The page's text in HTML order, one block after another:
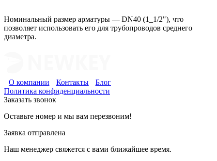
Номинальный размер арматуры — DN40 (1_1/2"), что
позволяет использовать его для трубопроводов среднего
диаметра.
О компании Контакты
Блог
Политика конфиденциальности
Заказать звонок
Оставьте номер и мы вам перезвоним!
Заявка отправлена
Наш менеджер свяжется с вами ближайшее время.